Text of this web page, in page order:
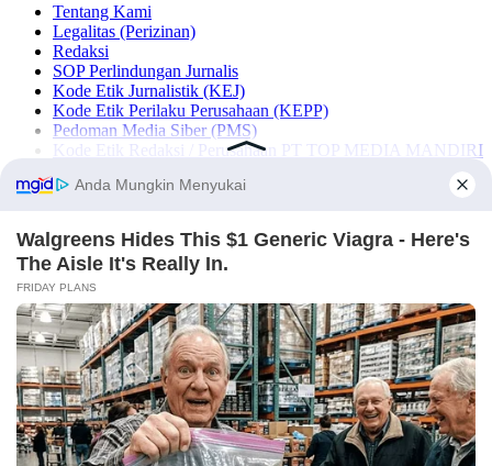
Tentang Kami
Legalitas (Perizinan)
Redaksi
SOP Perlindungan Jurnalis
Kode Etik Jurnalistik (KEJ)
Kode Etik Perilaku Perusahaan (KEPP)
Pedoman Media Siber (PMS)
Kode Etik Redaksi / Perusahaan PT TOP MEDIA MANDIRI
Privacy Policy
×
NASIONAL
SULSEL
MAKASSAR
MAROS
PANGKEP
BARRU
PAREPARE